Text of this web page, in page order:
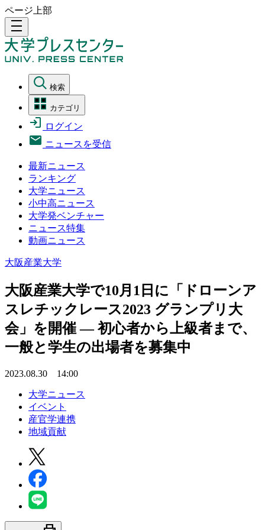
ページ上部
density_medium
検索
カテゴリ
ログイン
ニュースを受信
最新ニュース
ランキング
大学ニュース
小中高ニュース
大学発ベンチャー
ニュース特集
動画ニュース
大阪産業大学
大阪産業大学で10月1日に「ドローンア
スレチックレース2023 グランプリ大
会」を開催 — 初心者から上級者まで、
一般と学生の出場者を募集中
2023.08.30 14:00
大学ニュース
イベント
産官学連携
地域貢献